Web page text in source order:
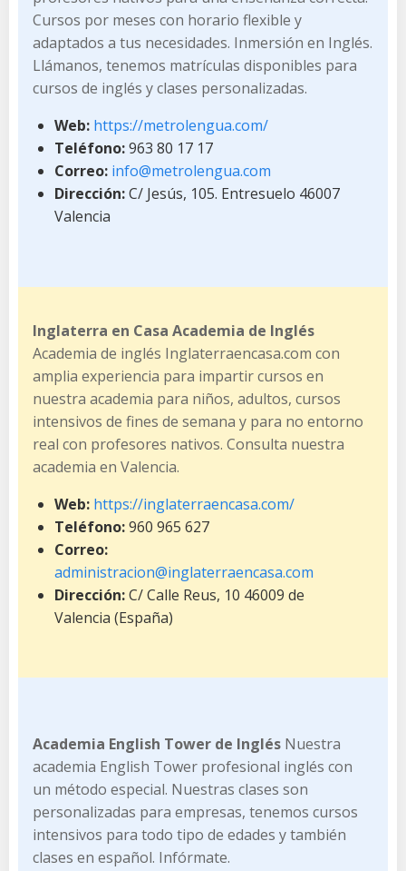
Cursos por meses con horario flexible y
adaptados a tus necesidades. Inmersión en Inglés.
Llámanos, tenemos matrículas disponibles para
cursos de inglés y clases personalizadas.
Web: https://metrolengua.com/
Teléfono:963 80 17 17
Correo: info@metrolengua.com
Dirección:C/ Jesús, 105. Entresuelo 46007
Valencia
Inglaterra en Casa Academia de Inglés
Academia de inglés Inglaterraencasa.com con
amplia experiencia para impartir cursos en
nuestra academia para niños, adultos, cursos
intensivos de fines de semana y para no entorno
real con profesores nativos. Consulta nuestra
academia en Valencia.
Web: https://inglaterraencasa.com/
Teléfono:960 965 627
Correo:
administracion@inglaterraencasa.com
Dirección:C/ Calle Reus, 10 46009 de
Valencia (España)
Academia English Tower de Inglés Nuestra
academia English Tower profesional inglés con
un método especial. Nuestras clases son
personalizadas para empresas, tenemos cursos
intensivos para todo tipo de edades y también
clases en español. Infórmate.